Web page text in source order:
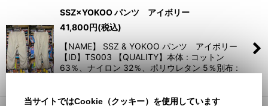
並び順:
絞り込む
SSZ×YOKOO パンツ アイボリー
41,800円(税込)
【NAME】 SSZ & YOKOO パンツ アイボリー
【ID】TS003 【QUALITY】本体 : コットン
63％、ナイロン 32％、ポリウレタン 5％別布 :
当サイトではCookie（クッキー）を使用しています